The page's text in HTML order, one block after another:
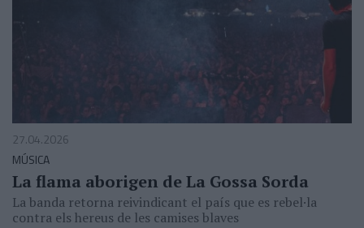
27.04.2026
MÚSICA
La flama aborigen de La Gossa Sorda
La banda retorna reivindicant el país que es rebel·la
contra els hereus de les camises blaves